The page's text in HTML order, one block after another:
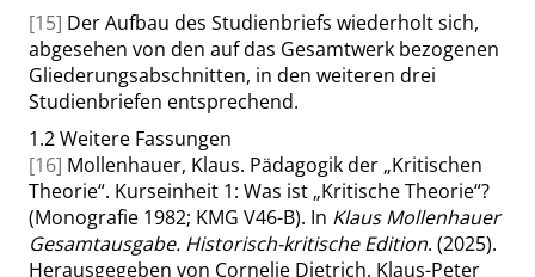
[15] Der Aufbau des Studienbriefs wiederholt sich,
abgesehen von den auf das Gesamtwerk bezogenen
Gliederungsabschnitten, in den weiteren drei
Studienbriefen entsprechend.
1.2Weitere Fassungen
[16] Mollenhauer, Klaus. Pädagogik der „Kritischen
Theorie“. Kurseinheit 1: Was ist „Kritische Theorie“?
(Monografie 1982; KMG V46-B). In Klaus Mollenhauer
Gesamtausgabe. Historisch-kritische Edition. (2025).
Herausgegeben von Cornelie Dietrich, Klaus-Peter